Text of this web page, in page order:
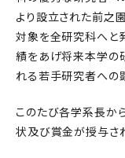
より設立された前之
対象を全研究科へと
績をあげ将来本学の
れる若手研究者への
このたび各学系長か
状及び賞金が授与さ